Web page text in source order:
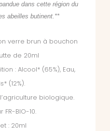
dans cette région du
abeilles butinent.**
verre brun à bouchon
de 20ml
: Alcool* (65%), Eau,
(12%).
biologique.
FR-BIO-10.
: 20ml